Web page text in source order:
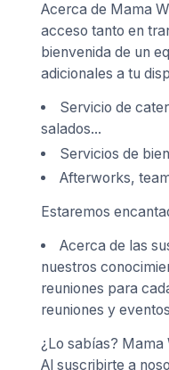
Acerca de Mama
acceso tanto en
bienvenida de un
adicionales a tu
Servicio de
salados...
Servicios de
Afterworks,
Estaremos
Acerca de las
nuestros
reuniones para
reuniones y
¿Lo sabías?
Al suscribirte a